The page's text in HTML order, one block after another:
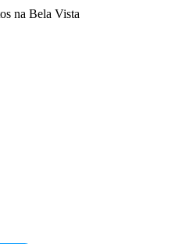
na Bela Vista